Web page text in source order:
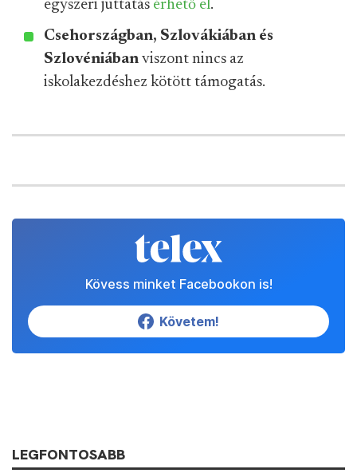
egyszeri juttatás érhető el.
Csehországban, Szlovákiában és
Szlovéniában viszont nincs az
iskolakezdéshez kötött támogatás.
Kövess minket Facebookon is!
Követem!
LEGFONTOSABB